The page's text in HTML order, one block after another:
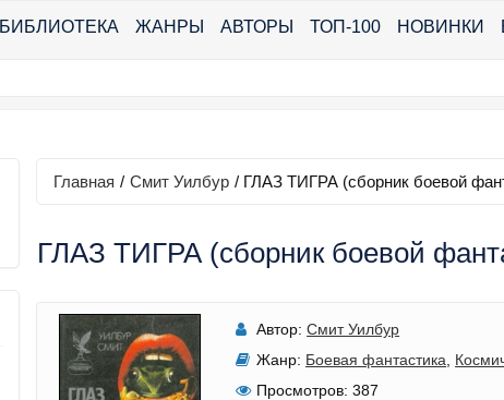
БИБЛИОТЕКА ЖАНРЫ АВТОРЫ ТОП-100 НОВИНКИ
Главная / Смит Уилбур / ГЛАЗ ТИГРА (сборник боевой
ГЛАЗ ТИГРА (сборник боевой
Автор: Смит Уилбур
Жанр: Боевая фантастика Космическая
Просмотров: 387